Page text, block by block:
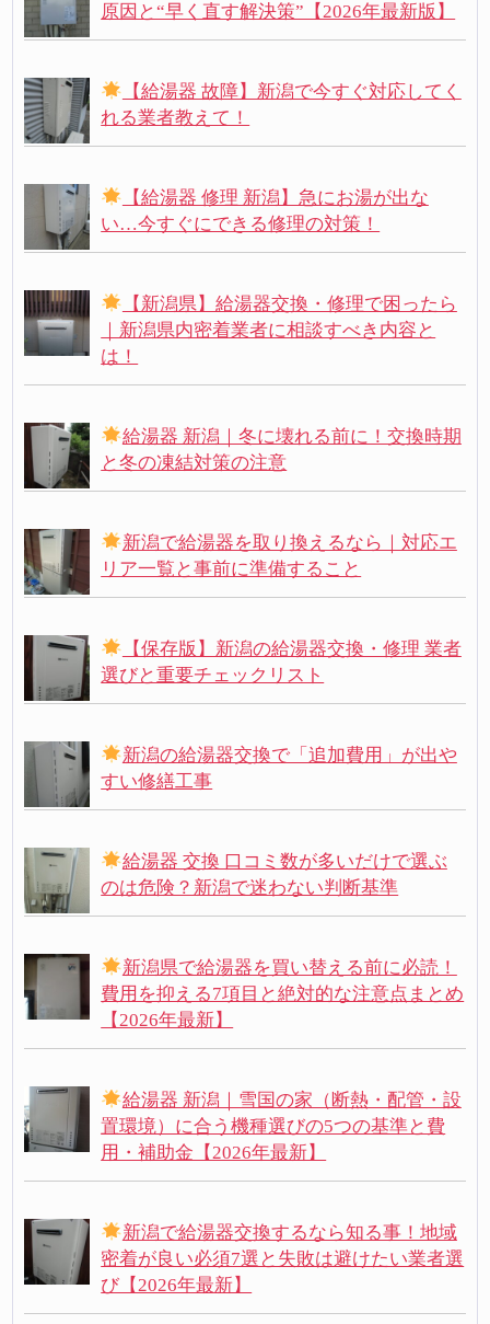
原因と“早く直す解決策”【2026年最新版】
【給湯器 故障】新潟で今すぐ対応してく
れる業者教えて！
【給湯器 修理 新潟】急にお湯が出な
い…今すぐにできる修理の対策！
【新潟県】給湯器交換・修理で困ったら
｜新潟県内密着業者に相談すべき内容と
は！
給湯器 新潟｜冬に壊れる前に！交換時期
と冬の凍結対策の注意
新潟で給湯器を取り換えるなら｜対応エ
リア一覧と事前に準備すること
【保存版】新潟の給湯器交換・修理 業者
選びと重要チェックリスト
新潟の給湯器交換で「追加費用」が出や
すい修繕工事
給湯器 交換 口コミ数が多いだけで選ぶ
のは危険？新潟で迷わない判断基準
新潟県で給湯器を買い替える前に必読！
費用を抑える7項目と絶対的な注意点まとめ
【2026年最新】
給湯器 新潟｜雪国の家（断熱・配管・設
置環境）に合う機種選びの5つの基準と費
用・補助金【2026年最新】
新潟で給湯器交換するなら知る事！地域
密着が良い必須7選と失敗は避けたい業者選
び【2026年最新】